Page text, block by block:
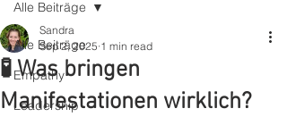
Alle Beiträge
Empathy
Leadership
Alle Beiträge
🧪 Was bringen
Manifestationen wirklich?
Sandra
Sep 2, 2025 1 min read